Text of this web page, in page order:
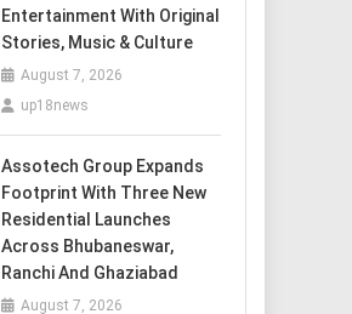
Entertainment With Original
Stories, Music & Culture
August 7, 2026
up18news
Assotech Group Expands
Footprint With Three New
Residential Launches
Across Bhubaneswar,
Ranchi And Ghaziabad
August 7, 2026